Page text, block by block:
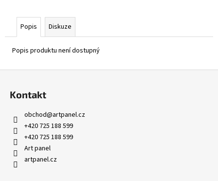
Popis Diskuze
Popis produktu není dostupný
Kontakt
obchod@artpanel.cz
+420 725 188 599
+420 725 188 599
Art panel
artpanel.cz